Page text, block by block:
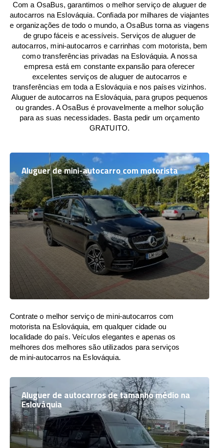
Com a OsaBus, garantimos o melhor serviço de aluguer de
autocarros na Eslováquia. Confiada por milhares de viajantes
e organizações de todo o mundo, a OsaBus torna as viagens
de grupo fáceis e acessíveis. Serviços de aluguer de
autocarros, mini-autocarros e carrinhas com motorista, bem
como transferências privadas na Eslováquia. A nossa
empresa está em constante expansão para oferecer
excelentes serviços de aluguer de autocarros e
transferências em toda a Eslováquia e nos países vizinhos.
Aluguer de autocarros na Eslováquia, para grupos pequenos
ou grandes. A OsaBus é provavelmente a melhor solução
para as suas necessidades. Basta pedir um orçamento
GRATUITO.
Aluguer de mini-autocarro com motorista
Contrate o melhor serviço de mini-autocarros com
motorista na Eslováquia, em qualquer cidade ou
localidade do país. Veículos elegantes e apenas os
melhores dos melhores são utilizados para serviços
de mini-autocarros na Eslováquia.
Aluguer de autocarros de tamanho médio na
Eslováquia